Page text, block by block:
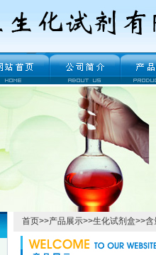
首页>>产品展示>>生化试剂盒>>含